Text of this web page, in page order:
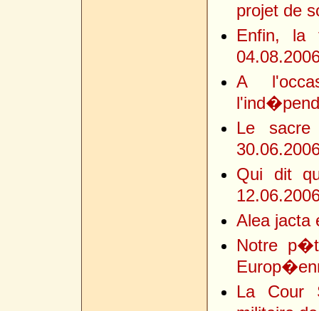
projet de
Enfin, la
A
Le
Qui dit
Alea jacta
Notre
La Cour